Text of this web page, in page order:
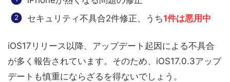
セキュリティ不具合2件修正、うち1件は悪用中
iOS17リリース以降、アップデート起因による不具合
が多く報告されています。そのため、iOS17.0.3アップ
デートも慎重にならざるを得ないでしょう。